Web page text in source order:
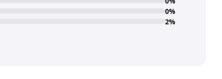
0%
2%